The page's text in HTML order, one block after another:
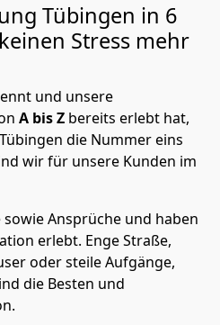
Tübingen in 6
Stress mehr
und unsere
A bis Z bereits erlebt hat,
die Nummer eins
wir für unsere Kunden im
Ansprüche und haben
erlebt. Enge Straße,
oder steile Aufgänge,
die Besten und